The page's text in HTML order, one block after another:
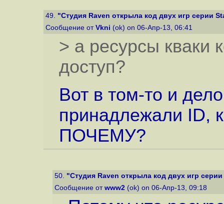
49. "Студия Raven открыла код двух игр серии
Сообщение от Vkni (ok) on 06-Апр-13, 06:41
> а ресурсы кваки
доступ?
Вот в том-то и
принадлежали ID,
ПОЧЕМУ?
50. "Студия Raven открыла код двух игр
Сообщение от www2 (ok) on 06-Апр-13, 09:18